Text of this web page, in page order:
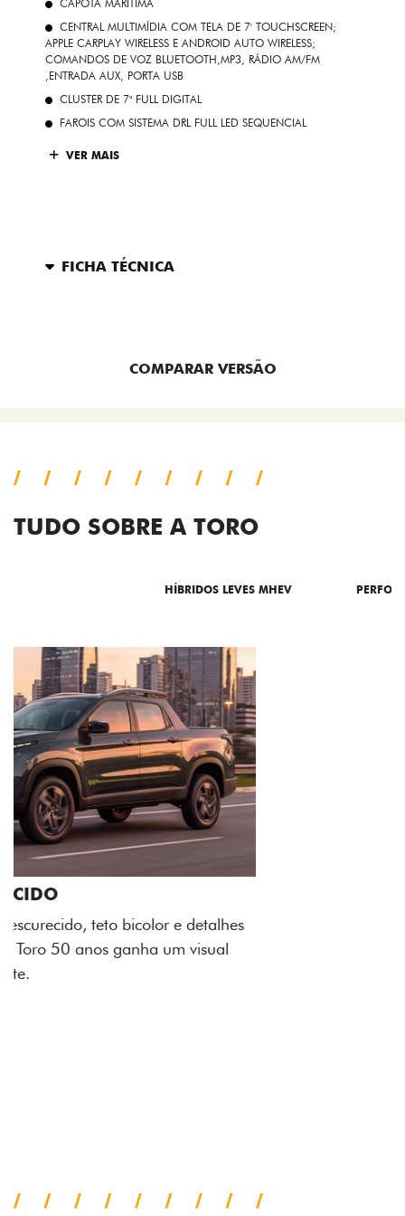
CAPOTA MARÍTIMA
CENTRAL MULTIMÍDIA COM TELA DE 7' TOUCHSCREEN;
APPLE CARPLAY WIRELESS E ANDROID AUTO WIRELESS;
COMANDOS DE VOZ BLUETOOTH,MP3, RÁDIO AM/FM
,ENTRADA AUX, PORTA USB
CLUSTER DE 7" FULL DIGITAL
FAROIS COM SISTEMA DRL FULL LED SEQUENCIAL
VER MAIS
FICHA TÉCNICA
COMPARAR VERSÃO
TUDO SOBRE A TORO
HÍBRIDOS LEVES MHEV
ADESIVOS ESTILIZADOS
Os adesivos aplicados no capô e nas laterais
reforçam a identidade única dessa edição para lá de
comemorativa.